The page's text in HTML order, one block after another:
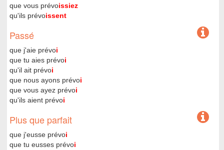
que vous prévoissiez
qu'ils prévoissent
Passé
que j'aie prévoi
que tu aies prévoi
qu'il ait prévoi
que nous ayons prévoi
que vous ayez prévoi
qu'ils aient prévoi
Plus que parfait
que j'eusse prévoi
que tu eusses prévoi